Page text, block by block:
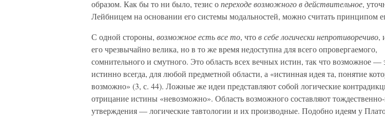
образом. Как бы то ни было, тезис опереходе возможного в действительное,
Лейбницем на основании его системы модальностей, можно считать принципом
С одной стороны, возможное есть все то, чтов себе логически непротиворечиво,
его чрезвычайно велика, но в то же время недоступна для всего опровергаемого,
сомнительного и смутного. Это область всех вечных истин, так что возможное —
истинно всегда, для любой предметной области, а «истинная идея та, понятие
возможно» (3, с. 44). Ложные же идеи представляют собой логические
отрицание истины «невозможно». Область возможного составляют
утверждения — логические тавтологии и их производные. Подобно идеям у